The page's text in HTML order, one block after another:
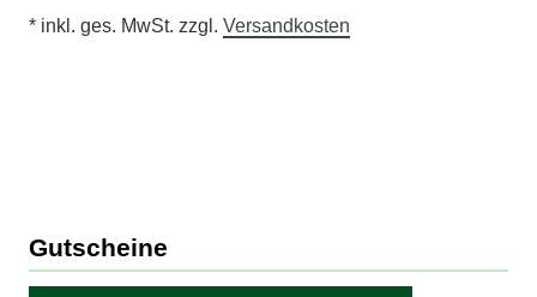
* inkl. ges. MwSt. zzgl. Versandkosten
Gutscheine